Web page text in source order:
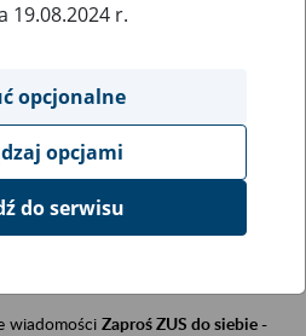
firmy, instytucji, urzędu.
wiadomości Zaproś ZUS do siebie -
19.08.2024 r.
opcjonalne
opcjami
do serwisu